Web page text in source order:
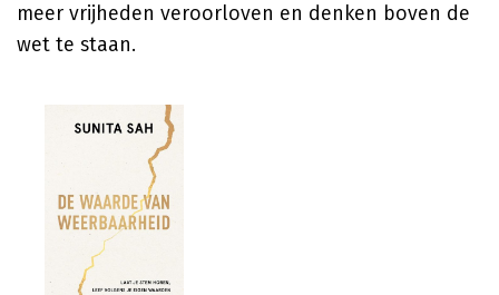
meer vrijheden veroorloven en denken boven de
wet te staan.